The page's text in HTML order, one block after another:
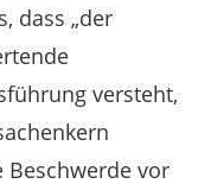
dass „der
versteht,
Beschwerde vor